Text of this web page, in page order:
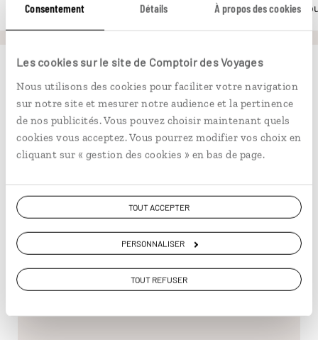
Consentement Détails À propos des cookies
Les cookies sur le site de Comptoir des Voyages
Nous utilisons des cookies pour faciliter votre navigation
sur notre site et mesurer notre audience et la pertinence
de nos publicités. Vous pouvez choisir maintenant quels
cookies vous acceptez. Vous pourrez modifier vos choix en
cliquant sur « gestion des cookies » en bas de page.
TOUT ACCEPTER
PERSONNALISER
TOUT REFUSER
dans certaines régions d'Espagne et d'Islande. Un
L’auteure du mois